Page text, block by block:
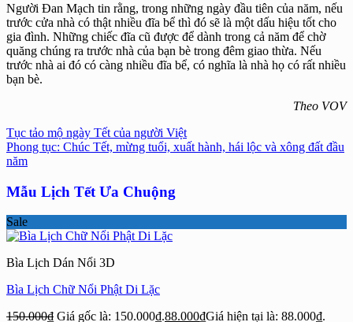
Người Đan Mạch tin rằng, trong những ngày đầu tiên của năm, nếu
trước cửa nhà có thật nhiều đĩa bể thì đó sẽ là một dấu hiệu tốt cho
gia đình. Những chiếc đĩa cũ được để dành trong cả năm để chờ
quăng chúng ra trước nhà của bạn bè trong đêm giao thừa. Nếu
trước nhà ai đó có càng nhiều đĩa bể, có nghĩa là nhà họ có rất nhiều
bạn bè.
Theo VOV
Tục tảo mộ ngày Tết của người Việt
Phong tục: Chúc Tết, mừng tuổi, xuất hành, hái lộc và xông đất đầu
năm
Mẫu Lịch Tết Ưa Chuộng
Sale
Bìa Lịch Dán Nổi 3D
Bìa Lịch Chữ Nổi Phật Di Lặc
150.000₫ Giá gốc là: 150.000₫.88.000₫Giá hiện tại là: 88.000₫.